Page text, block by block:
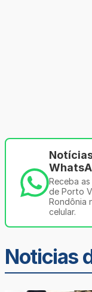
Receba
de Porto
Rondônia
celular.
Noticias